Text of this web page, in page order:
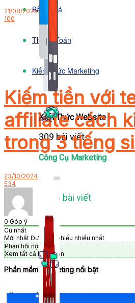
Kiến Thức Website
309 bài viết
Bảng Giá
Thanh Toán
Kiến Thức Marketing
Công Cụ Marketing
1,066 bài viết
21/08/2025
100
Kiếm tiền với
affiliate cách
trong 3 tiếng
23/10/2024
534
0 Góp ý
Cũ nhất
Mới nhất Được bỏ phiếu nhiều nhất
Phản hồi nội tuyến
Xem tất cả bình luận
Phần mềm Marketing nổi bật
🎉 Ưu đãi Tết 2026